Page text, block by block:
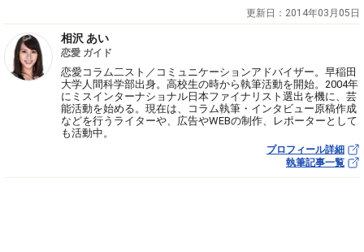
更新日： 2014年03月05日
相沢 あい
恋愛 ガイド
恋愛コラム二スト／コミュニケーションアドバイザー。早稲田
大学人間科学部出身。高校生の時から執筆活動を開始。2004年
にミスインターナショナル日本ファイナリスト選出を機に、芸
能活動を始める。現在は、コラム執筆・インタビュー原稿作成
などを行うライターや、広告やWEBの制作、レポーターとして
も活動中。
プロフィール詳細
執筆記事一覧